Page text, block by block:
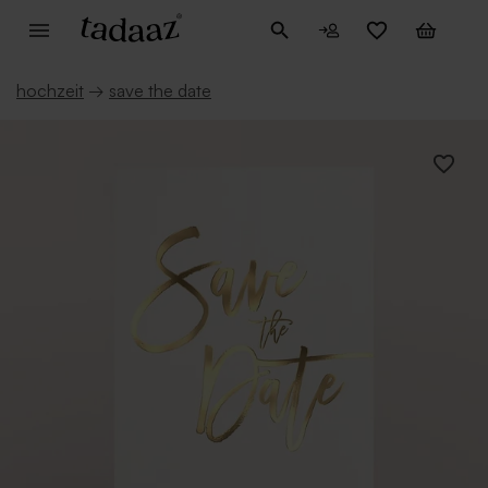
hochzeit → save the date